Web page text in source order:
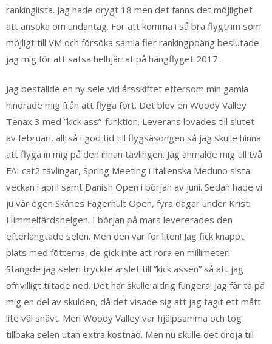
rankinglista. Jag hade drygt 18 men det fanns det möjlighet
att ansöka om undantag. För att komma i så bra flygtrim som
möjligt till VM och försöka samla fler rankingpoäng beslutade
jag mig för att satsa helhjärtat på hängflyget 2017.
Jag beställde en ny sele vid årsskiftet eftersom min gamla
hindrade mig från att flyga fort. Det blev en Woody Valley
Tenax 3 med ”kick ass”-funktion. Leverans lovades till slutet
av februari, alltså i god tid till flygsäsongen så jag skulle hinna
att flyga in mig på den innan tävlingen. Jag anmälde mig till två
FAI cat2 tävlingar, Spring Meeting i italienska Meduno sista
veckan i april samt Danish Open i början av juni. Sedan hade vi
ju vår egen Skånes Fagerhult Open, fyra dagar under Kristi
Himmelfärdshelgen. I början på mars levererades den
efterlängtade selen. Men den var för liten! Jag fick knappt
plats med fötterna, de gick inte att röra en millimeter!
Stängde jag selen tryckte arslet till ”kick assen” så att jag
ofrivilligt tiltade ned. Det här skulle aldrig fungera! Jag får ta på
mig en del av skulden, då det visade sig att jag tagit ett mått
lite väl snävt. Men Woody Valley var hjälpsamma och tog
tillbaka selen utan extra kostnad. Men nu skulle det dröja till